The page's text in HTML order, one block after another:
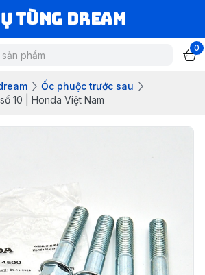
Tùng Dream
0
Ốc phuộc trước sau
10 | Honda Việt Nam